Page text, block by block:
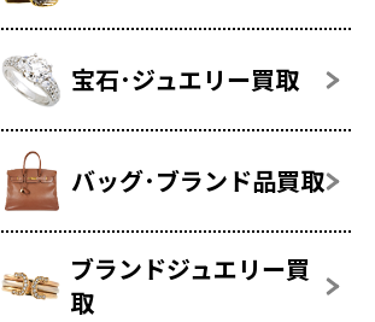
宝石･ジュエリー買取
バッグ･ブランド品買取
ブランドジュエリー買
取